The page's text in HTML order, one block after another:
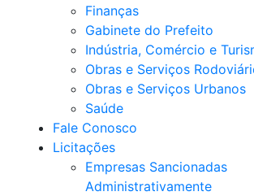
Finanças
Gabinete do Prefeito
Indústria, Comércio e
Obras e Serviços
Obras e Serviços Urbanos
Saúde
Fale Conosco
Licitações
Empresas Sancionadas
Administrativamente